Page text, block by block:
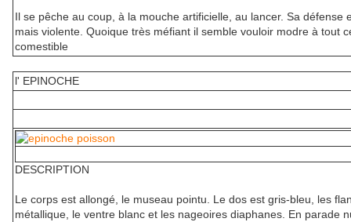
Il se pêche au coup, à la mouche artificielle, au lancer. Sa défense
mais violente. Quoique très méfiant il semble vouloir modre à tout
comestible
l' EPINOCHE
DESCRIPTION
Le corps est allongé, le museau pointu. Le dos est gris-bleu, les
métallique, le ventre blanc et les nageoires diaphanes. En parade